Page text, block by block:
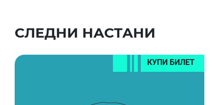
СЛЕДНИ НАСТАНИ
КУПИ БИЛЕТ